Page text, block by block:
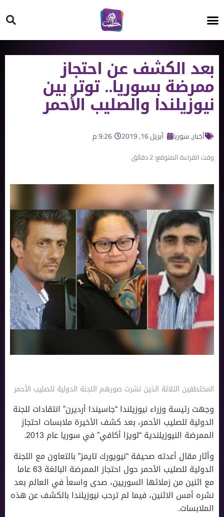
بعد الكشف عن احتجاز
ممرضة بسوريا.. توتر بين
نيوزيلندا والصليب الأحمر
أخبار,سوريا أبريل 16, 2019 9:26 م
وقت القراءة المتوقع:2دقائق
المختطفين الثلاثة الذين نشرت صورهم اللجنة الدولية للصليب الأحمر
وجهت رئيسة وزراء نيوزيلندا “جاسيندا أرديرن” انتقادات للجنة
الدولية للصليب الأحمر، بعد كشف الأخيرة ملابسات احتجاز
الممرضة النيوزيلندية “لويزا أكافي” في سوريا عام 2013.
وأثار مقال أعدته صحيفة “نيويورك تايمز” بالتعاون مع اللجنة
الدولية للصليب الأحمر حول احتجاز الممرضة البالغة 63 عاما
مع اثنين من زملائها السوريين، صدى واسعاً في العالم بعد
نشره أمس الاثنين، فيما لم ترحب نيوزيلندا بالكشف عن هذه
الملابسات.